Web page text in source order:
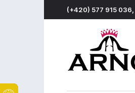
(+420) 577 915